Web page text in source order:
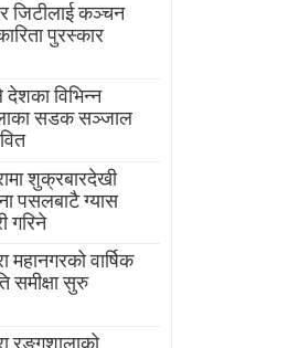
जिटीलाई कञ्चन
पुरस्कार
देशका विभिन्न
सडक सञ्जाल
शुक्रबारदेखी
पसलबाटै ग्यास
गरिने
महानगरको वार्षिक
समीक्षा सुरु
रङ्गशालाको